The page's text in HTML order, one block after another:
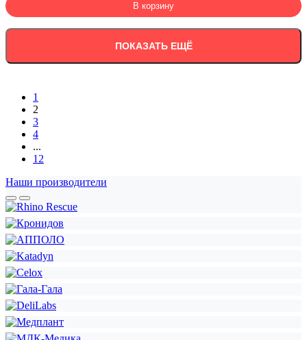
В корзину
ПОКАЗАТЬ ЕЩЁ
1
2
3
4
...
12
Наши производители